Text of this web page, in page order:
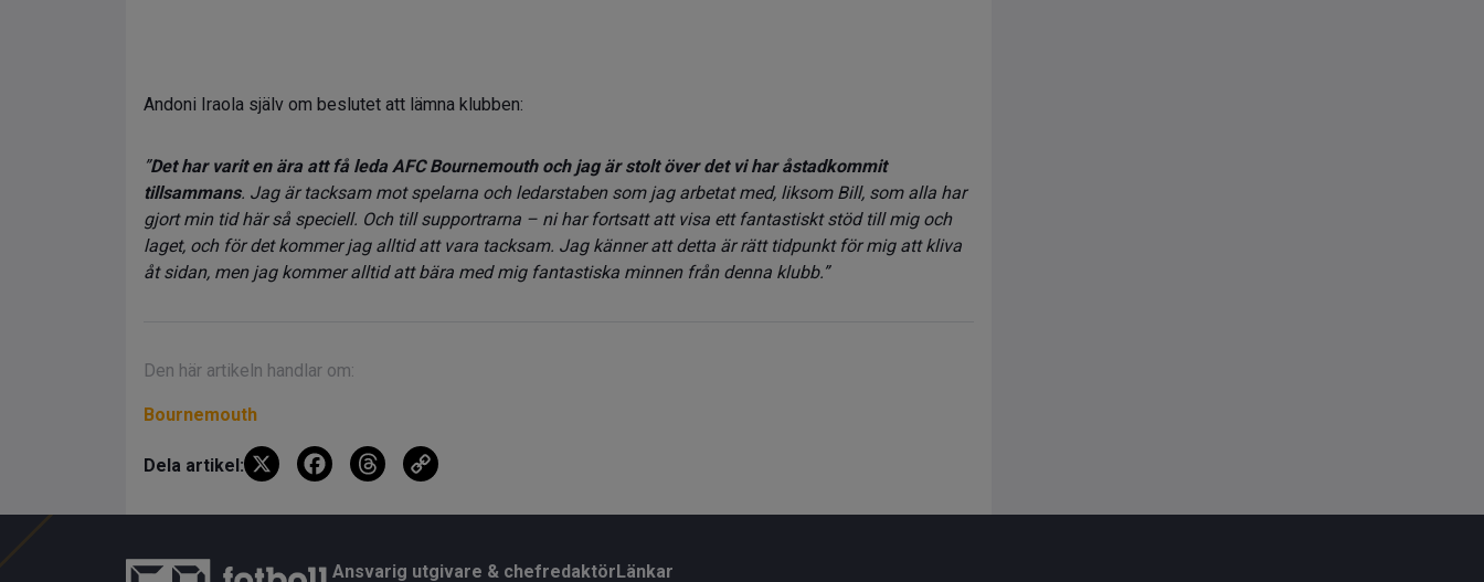
Andoni Iraola själv om beslutet att lämna klubben:
”Det har varit en ära att få leda AFC Bournemouth och jag är stolt över det vi har åstadkommit
tillsammans. Jag är tacksam mot spelarna och ledarstaben som jag arbetat med, liksom Bill, som alla har
gjort min tid här så speciell. Och till supportrarna – ni har fortsatt att visa ett fantastiskt stöd till mig och
laget, och för det kommer jag alltid att vara tacksam. Jag känner att detta är rätt tidpunkt för mig att kliva
åt sidan, men jag kommer alltid att bära med mig fantastiska minnen från denna klubb.”
Den här artikeln handlar om:
Bournemouth
Dela artikel: X
F
b
T
a
Li
Ansvarig utgivare & chefredaktörLänkar